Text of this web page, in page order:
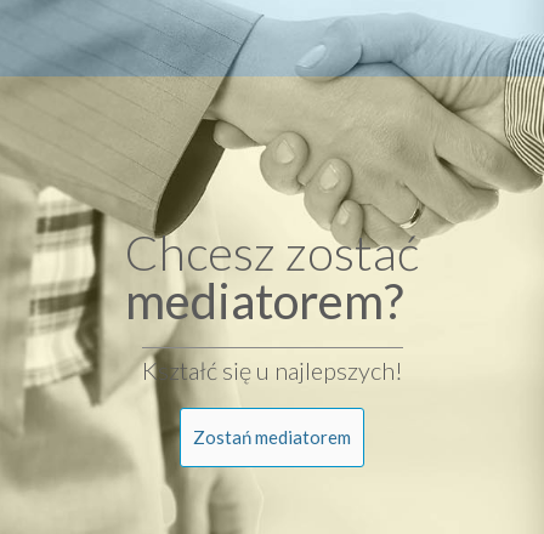
Chcesz zostać
mediatorem?
Kształć się u najlepszych!
Zostań mediatorem